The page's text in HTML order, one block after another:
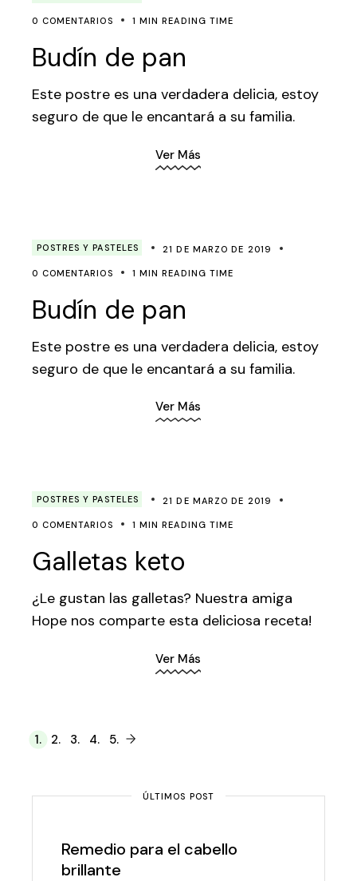
0 COMENTARIOS 1 MIN READING TIME
Budín de pan
Este postre es una verdadera delicia, estoy
seguro de que le encantará a su familia.
Ver Más
POSTRES Y PASTELES 21 DE MARZO DE 2019
0 COMENTARIOS 1 MIN READING TIME
Budín de pan
Este postre es una verdadera delicia, estoy
seguro de que le encantará a su familia.
Ver Más
POSTRES Y PASTELES 21 DE MARZO DE 2019
0 COMENTARIOS 1 MIN READING TIME
Galletas keto
¿Le gustan las galletas? Nuestra amiga
Hope nos comparte esta deliciosa receta!
Ver Más
Paginación
entradas
1. 2. 3. 4. 5.
ÚLTIMOS POST
Remedio para el cabello
brillante